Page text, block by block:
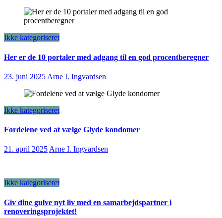
Ikke kategoriseret
Her er de 10 portaler med adgang til en god procentberegner
23. juni 2025 Arne I. Ingvardsen
Ikke kategoriseret
Fordelene ved at vælge Glyde kondomer
21. april 2025Arne I. Ingvardsen
Ikke kategoriseret
Giv dine gulve nyt liv med en samarbejdspartner i
renoveringsprojektet!